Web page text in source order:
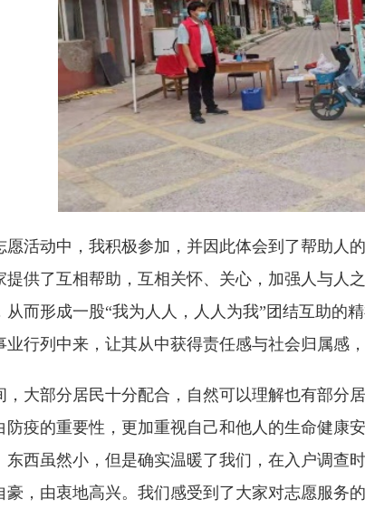
愿活动中，我积极参加，并因此体会到了帮助人
提供了互相帮助，互相关怀、关心，加强人与人
从而形成一股“我为人人，人人为我”团结互助的
业行列中来，让其从中获得责任感与社会归属感
，大部分居民十分配合，自然可以理解也有部分
防疫的重要性，更加重视自己和他人的生命健康
东西虽然小，但是确实温暖了我们，在入户调查
豪，由衷地高兴。我们感受到了大家对志愿服务